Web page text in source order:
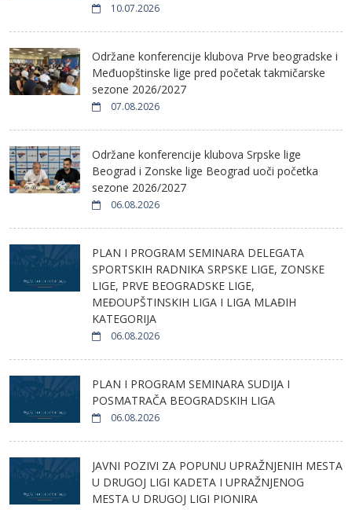
10.07.2026
Održane konferencije klubova Prve beogradske i
Međuopštinske lige pred početak takmičarske
sezone 2026/2027
07.08.2026
Održane konferencije klubova Srpske lige
Beograd i Zonske lige Beograd uoči početka
sezone 2026/2027
06.08.2026
PLAN I PROGRAM SEMINARA DELEGATA
SPORTSKIH RADNIKA SRPSKE LIGE, ZONSKE
LIGE, PRVE BEOGRADSKE LIGE,
MEĐOUPŠTINSKIH LIGA I LIGA MLAĐIH
KATEGORIJA
06.08.2026
PLAN I PROGRAM SEMINARA SUDIJA I
POSMATRAČA BEOGRADSKIH LIGA
06.08.2026
JAVNI POZIVI ZA POPUNU UPRAŽNJENIH MESTA
U DRUGOJ LIGI KADETA I UPRAŽNJENOG
MESTA U DRUGOJ LIGI PIONIRA